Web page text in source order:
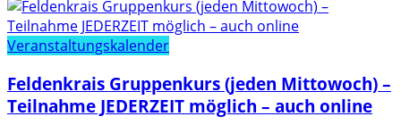
Veranstaltungskalender
Feldenkrais Gruppenkurs (jeden Mittowoch) –
Teilnahme JEDERZEIT möglich – auch online